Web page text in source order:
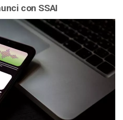
con SSAI